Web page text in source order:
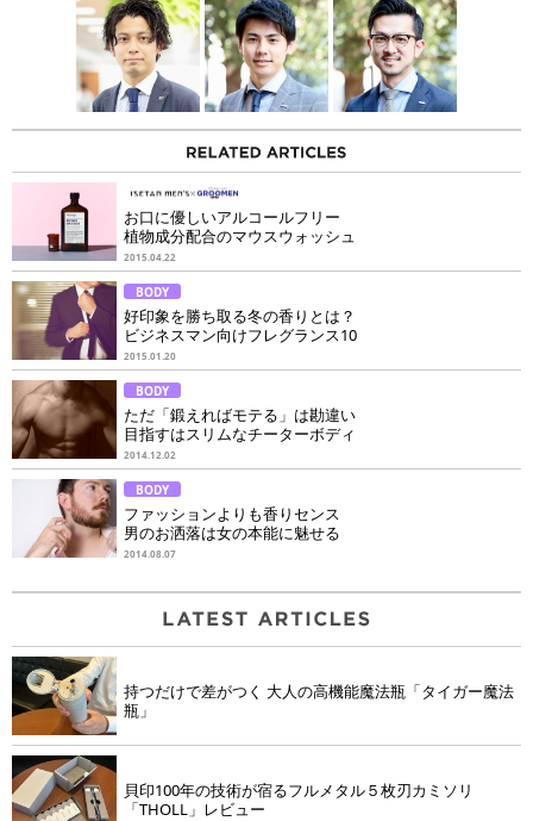
お口に優しいアルコールフリー
植物成分配合のマウスウォッシュ
2015.04.22
BODY
好印象を勝ち取る冬の香りとは？
ビジネスマン向けフレグランス10
2015.01.20
BODY
ただ「鍛えればモテる」は勘違い
目指すはスリムなチーターボディ
2014.12.02
BODY
ファッションよりも香りセンス
男のお洒落は女の本能に魅せる
2014.08.07
持つだけで差がつく 大人の高機能魔法瓶「タイガー魔法
瓶」
貝印100年の技術が宿るフルメタル５枚刃カミソリ
「THOLL」レビュー